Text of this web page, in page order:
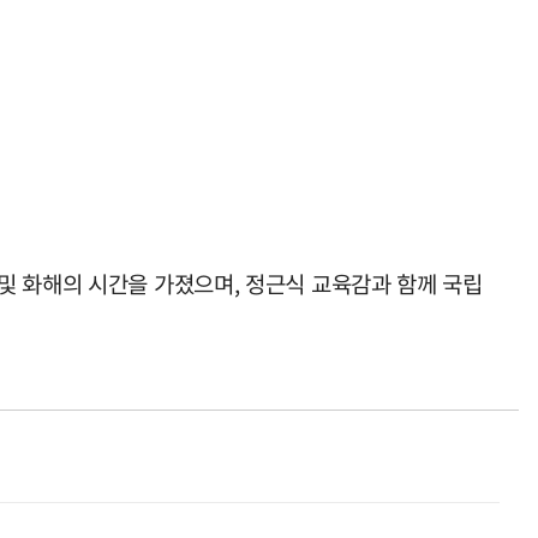
화해의 시간을 가졌으며, 정근식 교육감과 함께 국립